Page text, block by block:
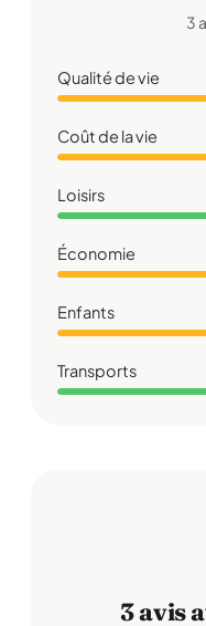
3
Qualité de vie
Coût de la vie
Loisirs
Économie
Enfants
Transports
3 avis